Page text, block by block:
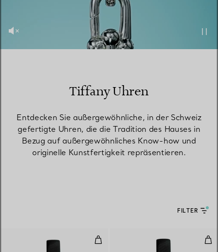
Tiffany Uhren
Entdecken Sie außergewöhnliche, in der Schweiz
gefertigte Uhren, die die Tradition des Hauses in
Bezug auf außergewöhnliches Know-how und
originelle Kunstfertigkeit repräsentieren.
FILTER
2-Zeiger-Uhr, 21 x 34 mm 2-